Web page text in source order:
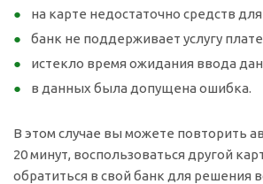
на карте недостаточно средств
банк не поддерживает услугу
истекло время ожидания ввода
в данных была допущена ошибка.
В этом случае вы можете повторить
20 минут, воспользоваться другой
обратиться в свой банк для решения